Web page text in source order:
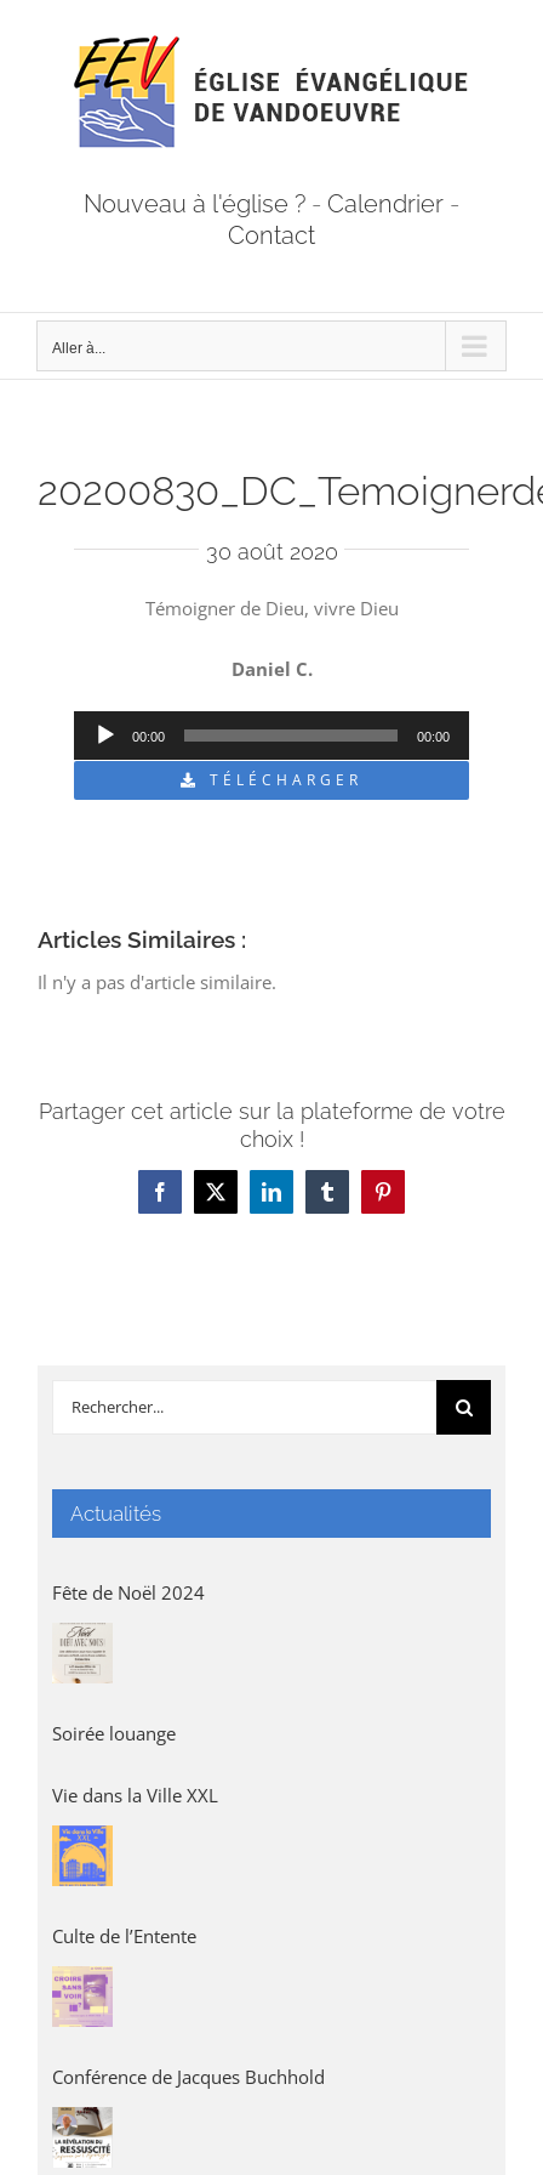
Nouveau à l'église ? - Calendrier -
Contact
Aller à...
30 août 2020
Témoigner de Dieu, vivre Dieu
Daniel C.
Lecteur
audio
00:00 00:00
TÉLÉCHARGER
Articles Similaires :
Il n'y a pas d'article similaire.
Partager cet article sur la plateforme de votre
choix !
Facebook
X LinkedInTumblrPinterest
Rechercher:
Actualités
Fête de Noël 2024
Soirée louange
Vie dans la Ville XXL
Culte de l’Entente
Conférence de Jacques Buchhold